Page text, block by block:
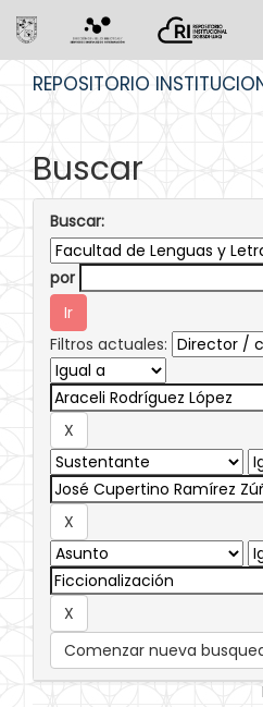
REPOSITORIO
Buscar
Buscar:
por
Filtros actuales:
Comenzar nueva